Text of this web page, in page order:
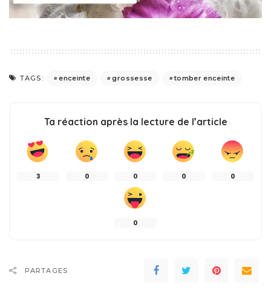
TAGS: enceinte grossesse tomber enceinte
Ta réaction après la lecture de l’article
3 0 0 0 0
0
PARTAGES